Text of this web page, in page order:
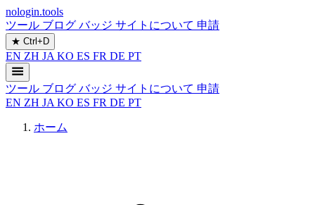
nologin.tools
ツール ブログ バッジ サイトについて 申請
★ Ctrl+D
EN ZH JA KO ES FR DE PT
ツール ブログ バッジ サイトについて 申請
EN ZH JA KO ES FR DE PT
ホーム